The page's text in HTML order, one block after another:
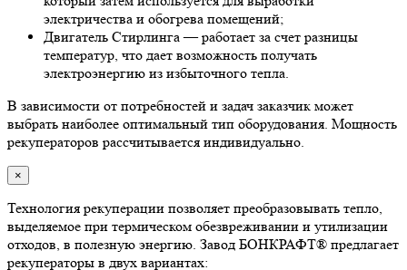
электричества и обогрева помещений;
Двигатель Стирлинга — работает за счет разницы
температур, что дает возможность получать
электроэнергию из избыточного тепла.
В зависимости от потребностей и задач заказчик может
выбрать наиболее оптимальный тип оборудования. Мощность
рекуператоров рассчитывается индивидуально.
×
Технология рекуперации позволяет преобразовывать тепло,
выделяемое при термическом обезвреживании и утилизации
отходов, в полезную энергию. Завод БОНКРАФТ® предлагает
рекуператоры в двух вариантах: